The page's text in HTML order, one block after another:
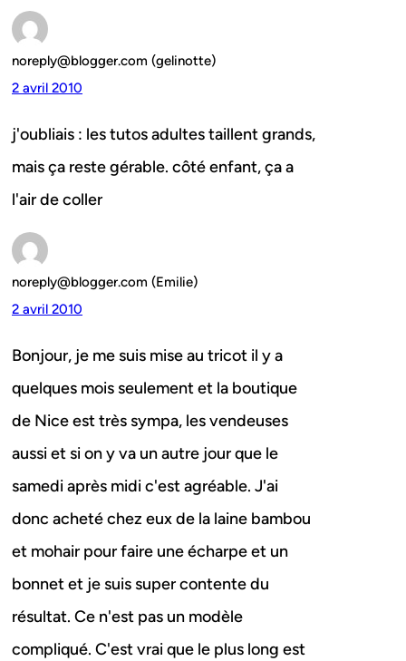
noreply@blogger.com (gelinotte)
2 avril 2010
j'oubliais : les tutos adultes taillent grands,
mais ça reste gérable. côté enfant, ça a
l'air de coller
noreply@blogger.com (Emilie)
2 avril 2010
Bonjour, je me suis mise au tricot il y a
quelques mois seulement et la boutique
de Nice est très sympa, les vendeuses
aussi et si on y va un autre jour que le
samedi après midi c'est agréable. J'ai
donc acheté chez eux de la laine bambou
et mohair pour faire une écharpe et un
bonnet et je suis super contente du
résultat. Ce n'est pas un modèle
compliqué. C'est vrai que le plus long est